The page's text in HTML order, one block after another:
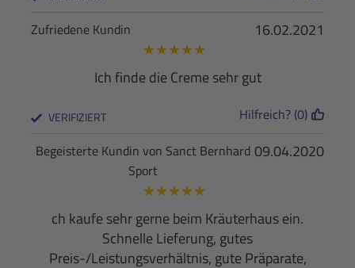
16.02.2021
Zufriedene Kundin
★★★★★
Ich finde die Creme sehr gut
VERIFIZIERT Hilfreich? (0)
09.04.2020
Begeisterte Kundin von Sanct Bernhard
Sport
★★★★★
ch kaufe sehr gerne beim Kräuterhaus ein.
Schnelle Lieferung, gutes
Preis-/Leistungsverhältnis, gute Präparate,